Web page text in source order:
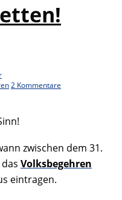
2 Kommentare
zwischen dem 31.
Volksbegehren
eintragen.